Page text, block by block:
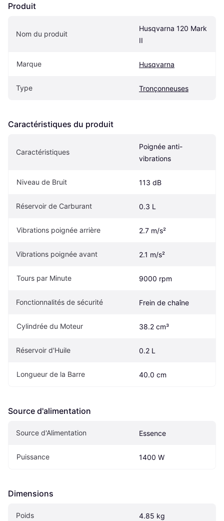
Produit
Nom du produit
Husqvarna 120 Mark
II
Marque Husqvarna
Type Tronçonneuses
Caractéristiques du produit
Caractéristiques
Poignée anti-
vibrations
Niveau de Bruit 113 dB
Réservoir de Carburant 0.3 L
Vibrations poignée arrière 2.7 m/s²
Vibrations poignée avant 2.1 m/s²
Tours par Minute 9000 rpm
Fonctionnalités de sécurité Frein de chaîne
Cylindrée du Moteur 38.2 cm³
Réservoir d'Huile 0.2 L
Longueur de la Barre 40.0 cm
Source d'alimentation
Source d'Alimentation Essence
Puissance 1400 W
Dimensions
Poids 4.85 kg